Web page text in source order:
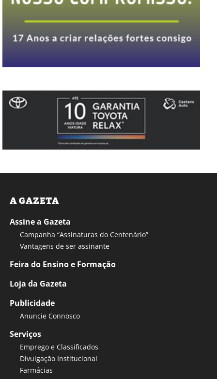
A GAZETA
Assine a Gazeta
Campanha “Assinaturas do Centenário”
Vantagens de ser assinante
Feira do Ensino e Formação
Loja da Gazeta
Publicidade
Anuncie Connosco
Serviços
Emprego e Classificados
Divulgação Institucional
Farmácias